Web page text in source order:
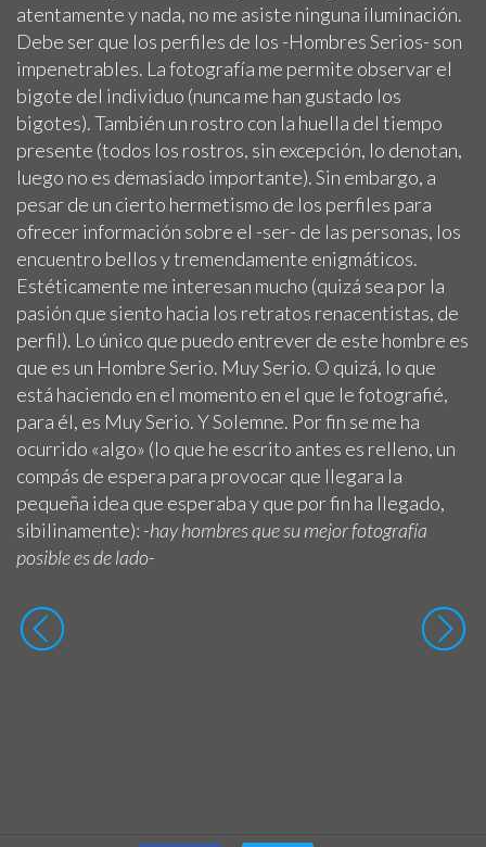
atentamente y nada, no me asiste ninguna iluminación.
Debe ser que los perfiles de los -Hombres Serios- son
impenetrables. La fotografía me permite observar el
bigote del individuo (nunca me han gustado los
bigotes). También un rostro con la huella del tiempo
presente (todos los rostros, sin excepción, lo denotan,
luego no es demasiado importante). Sin embargo, a
pesar de un cierto hermetismo de los perfiles para
ofrecer información sobre el -ser- de las personas, los
encuentro bellos y tremendamente enigmáticos.
Estéticamente me interesan mucho (quizá sea por la
pasión que siento hacia los retratos renacentistas, de
perfil). Lo único que puedo entrever de este hombre es
que es un Hombre Serio. Muy Serio. O quizá, lo que
está haciendo en el momento en el que le fotografié,
para él, es Muy Serio. Y Solemne. Por fin se me ha
ocurrido «algo» (lo que he escrito antes es relleno, un
compás de espera para provocar que llegara la
pequeña idea que esperaba y que por fin ha llegado,
sibilinamente): -hay hombres que su mejor fotografía
posible es de lado-